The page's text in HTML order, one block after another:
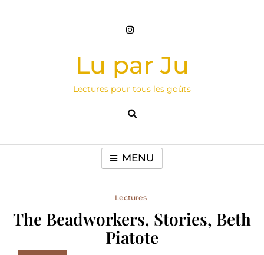
Lu par Ju
Lectures pour tous les goûts
MENU
Lectures
The Beadworkers, Stories, Beth
Piatote